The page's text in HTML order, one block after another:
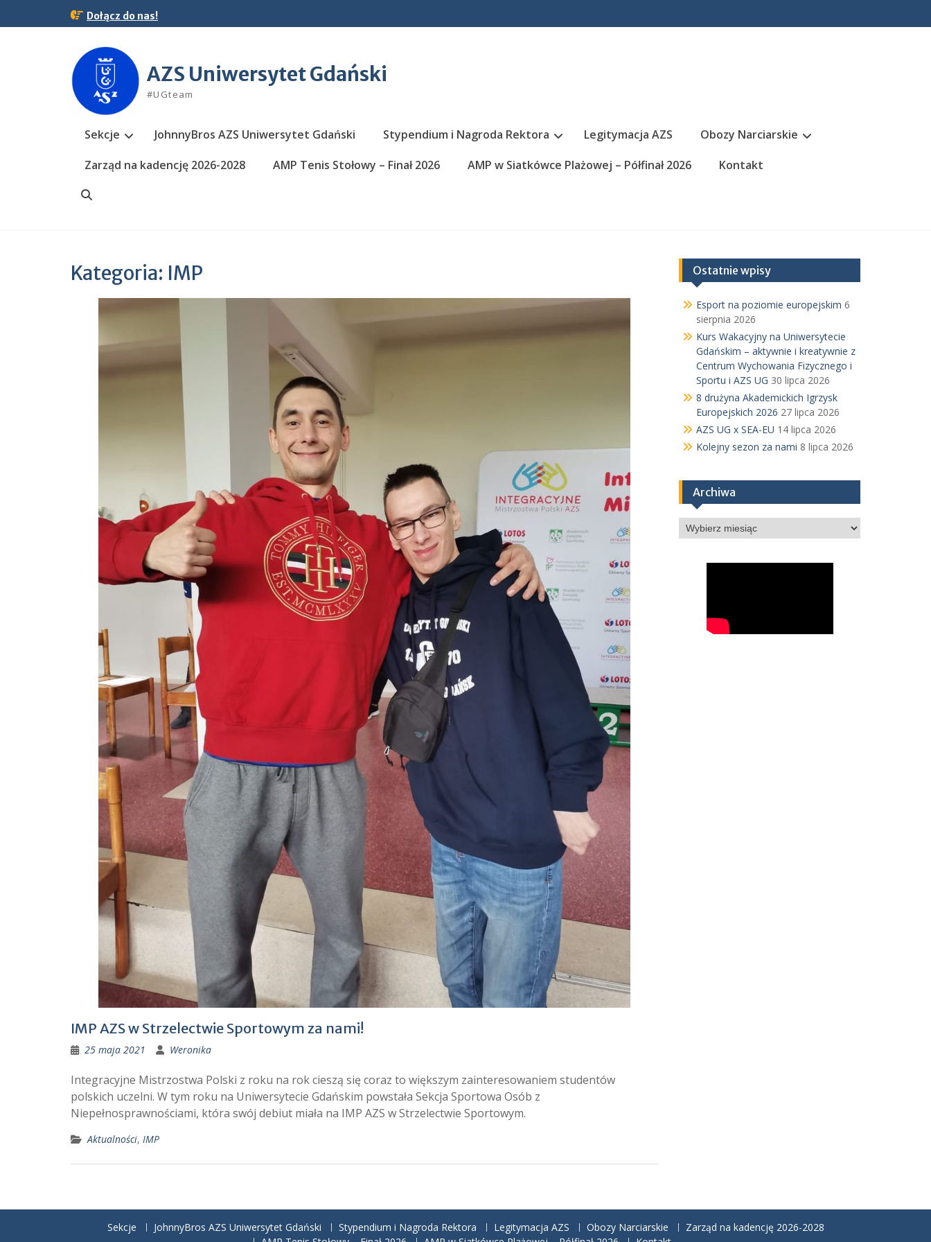
Dołącz do nas!
AZS Uniwersytet Gdański
#UGteam
Sekcje JohnnyBros AZS Uniwersytet Gdański Stypendium i Nagroda Rektora Legitymacja AZS
Obozy Narciarskie
Zarząd na kadencję 2026-2028
AMP Tenis Stołowy – Finał 2026 AMP w Siatkówce Plażowej – Półfinał 2026 Kontakt
Kategoria: IMP
IMP AZS w Strzelectwie Sportowym za nami!
25 maja 2021 Weronika
Integracyjne Mistrzostwa Polski z roku na rok cieszą się coraz to większym zainteresowaniem studentów
polskich uczelni. W tym roku na Uniwersytecie Gdańskim powstała Sekcja Sportowa Osób z
Niepełnosprawnościami, która swój debiut miała na IMP AZS w Strzelectwie Sportowym.
Aktualności, IMP
Ostatnie wpisy
Esport na poziomie europejskim 6
sierpnia 2026
Kurs Wakacyjny na Uniwersytecie
Gdańskim – aktywnie i kreatywnie z
Centrum Wychowania Fizycznego i
Sportu i AZS UG 30 lipca 2026
8 drużyna Akademickich Igrzysk
Europejskich 2026 27 lipca 2026
AZS UG x SEA-EU 14 lipca 2026
Kolejny sezon za nami 8 lipca 2026
Archiwa
Archiwa
Sekcje JohnnyBros AZS Uniwersytet Gdański Stypendium i Nagroda Rektora Legitymacja AZS Obozy Narciarskie
Zarząd na kadencję 2026-2028